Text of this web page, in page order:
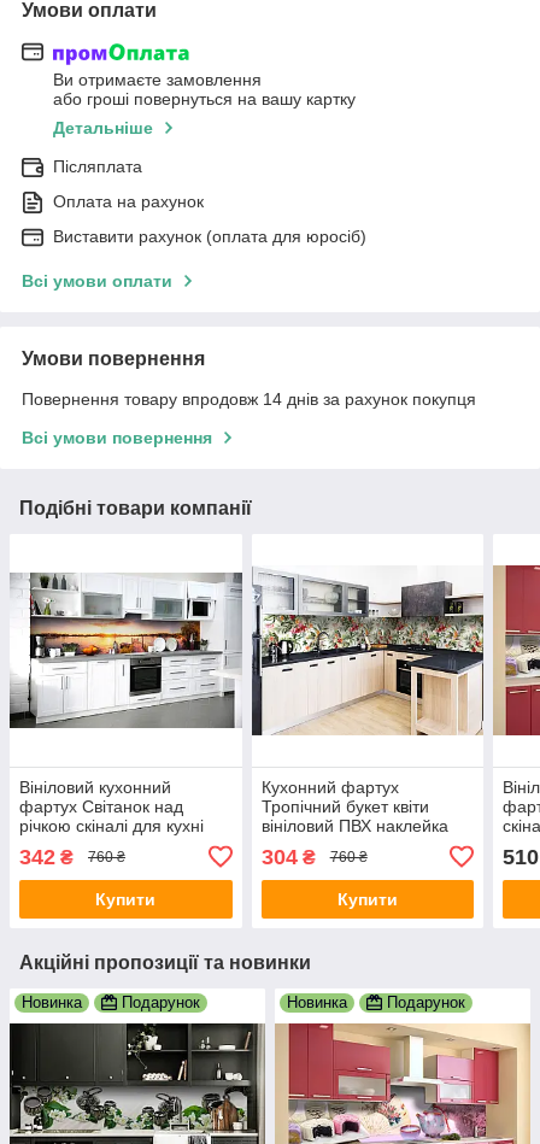
Умови оплати
Ви отримаєте замовлення
або гроші повернуться на вашу картку
Детальніше
Післяплата
Оплата на рахунок
Виставити рахунок (оплата для юросіб)
Всі умови оплати
Умови повернення
Повернення товару впродовж 14 днів за рахунок покупця
Всі умови повернення
Подібні товари компанії
Вініловий кухонний
фартух Світанок над
річкою скіналі для кухні
наклейка ПВХ сонце вода
озеро Бежевий 600х3000
мм
342 ₴ 760 ₴
Купити
Кухонний фартух
Тропічний букет квіти
вініловий ПВХ наклейка
зелений 600х3000 мм
304₴ 760 ₴
Купити
510
Акційні пропозиції та новинки
Новинка Подарунок Новинка Подарунок